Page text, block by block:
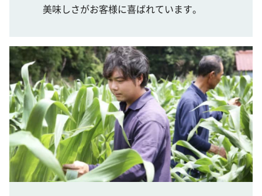
美味しさがお客様に喜ばれています。